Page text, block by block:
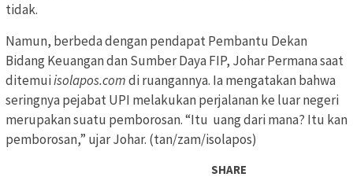
tidak.
Namun, berbeda dengan pendapat Pembantu Dekan
Bidang Keuangan dan Sumber Daya FIP, Johar Permana saat
ditemuiisolapos.comdi ruangannya. Ia mengatakan bahwa
seringnya pejabat UPI melakukan perjalanan ke luar negeri
merupakan suatu pemborosan. “Itu uang dari mana? Itu kan
pemborosan,” ujar Johar. (tan/zam/isolapos)
SHARE